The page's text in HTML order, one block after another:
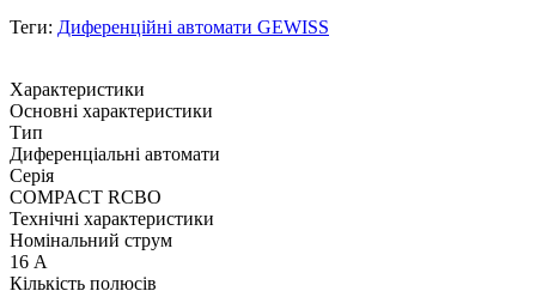
Теги: Диференційні автомати GEWISS
Характеристики
Основні характеристики
Тип
Диференціальні автомати
Серія
COMPACT RCBO
Технічні характеристики
Номінальний струм
16 А
Кількість полюсів